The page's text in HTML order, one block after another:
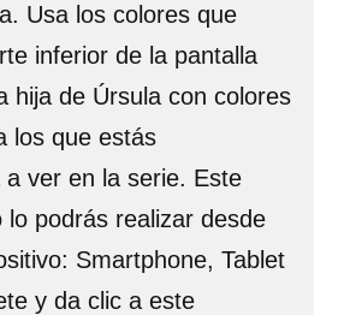
Usa los colores que
inferior de la pantalla
hija de Úrsula con colores
los que estás
ver en la serie. Este
lo podrás realizar desde
Smartphone, Tablet
y da clic a este